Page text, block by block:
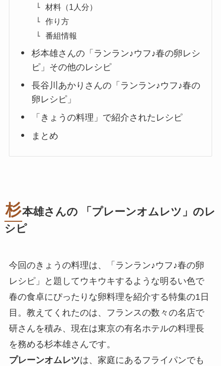
材料（1人分）
作り方
番組情報
杉本雄さんの「ランラン♪ウフ♪春の卵レシ
ピ」その他のレシピ
長谷川あかりさんの「ランラン♪ウフ♪春の
卵レシピ」
「きょうの料理」で紹介されたレシピ
まとめ
杉本雄さんの 「 プレーンオムレツ 」のレ
シピ
今回のきょうの料理は、「ランラン♪ウフ♪春の卵
レシピ」と題してウキウキするような明るい色で
春の食卓にぴったりな卵料理を紹介する特集の1日
目。教えてくれたのは、フランスの数々の名店で
研さんを積み、現在は東京の有名ホテルの料理長
を務める杉本雄さんです。
プレーンオムレツは、家庭にあるフライパンでも